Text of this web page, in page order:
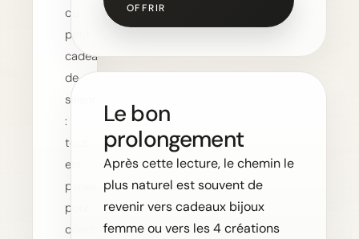
ou
petit
cadeau
de
saison
:
tout
est
pensé
pour
orienter
OFFRIR
Le bon
prolongement
Après cette lecture, le chemin le
plus naturel est souvent de
revenir vers cadeaux bijoux
femme ou vers les 4 créations